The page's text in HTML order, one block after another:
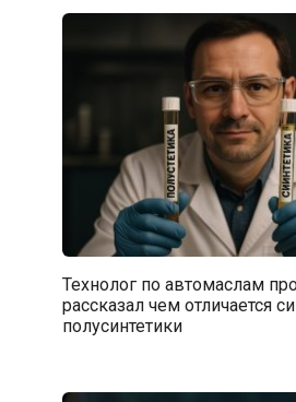
Технолог по автомаслам
рассказал чем отличается
полусинтетики